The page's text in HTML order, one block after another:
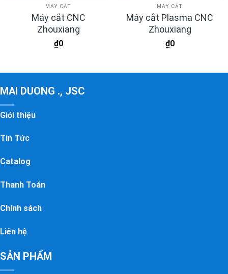
MÁY CẮT
Máy cắt CNC
Zhouxiang
₫0
MÁY CẮT
Máy cắt Plasma CNC
Zhouxiang
₫0
MAI DUONG ., JSC
Giới thiệu
Tin Tức
Catalog
Thanh Toán
Chính sách
Liên hệ
SẢN PHẨM